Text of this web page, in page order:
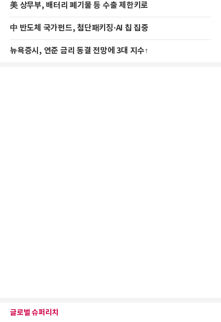
美 상무부, 배터리 폐기물 등 수출 제한키로
中 반도체 국가펀드, 첨단패키징·AI 칩 집중
뉴욕증시, 연준 금리 동결 전망에 3대 지수↑
글로벌 슈퍼리치